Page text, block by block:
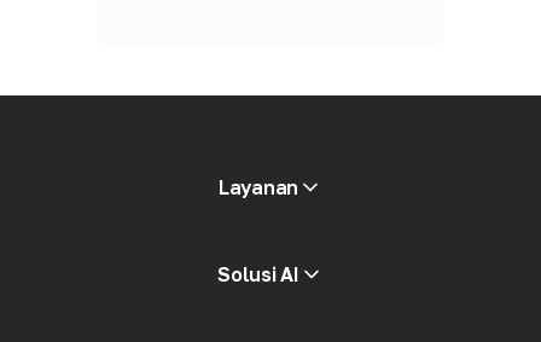
Layanan
Proxy mobile
Solusi AI